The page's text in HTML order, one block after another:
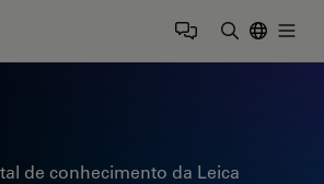
Logo
de conhecimento da Leica